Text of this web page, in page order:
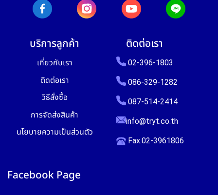
บริการลูกค้า
เกี่ยวกับเรา
ติดต่อเรา
วิธีสั่งซื้อ
การจัดส่งสินค้า
นโยบายความเป็นส่วนตัว
ติดต่อเรา
02-396-1803
086-329-1282
087-514-2414
info@tryt.co.th
Fax.02-3961806
Facebook Page